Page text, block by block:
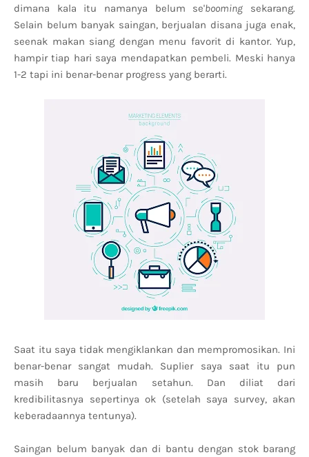
dimana kala itu namanya belum se'booming sekarang.
Selain belum banyak saingan, berjualan disana juga enak,
seenak makan siang dengan menu favorit di kantor. Yup,
hampir tiap hari saya mendapatkan pembeli. Meski hanya
1-2 tapi ini benar-benar progress yang berarti.
Saat itu saya tidak mengiklankan dan mempromosikan. Ini
benar-benar sangat mudah. Suplier saya saat itu pun
masih baru berjualan setahun. Dan diliat dari
kredibilitasnya sepertinya ok (setelah saya survey, akan
keberadaannya tentunya).
Saingan belum banyak dan di bantu dengan stok barang